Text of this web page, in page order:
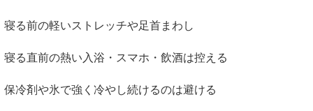
寝る前の軽いストレッチや足首まわし
寝る直前の熱い入浴・スマホ・飲酒は控える
保冷剤や氷で強く冷やし続けるのは避ける